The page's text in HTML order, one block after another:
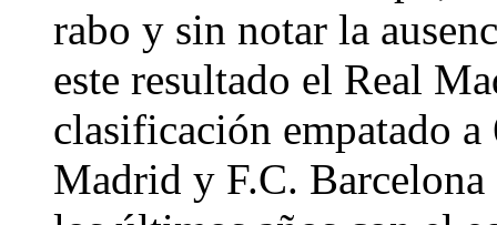
rabo y sin notar la
este resultado el Real
clasificación empatado
Madrid y F.C. Barcelona